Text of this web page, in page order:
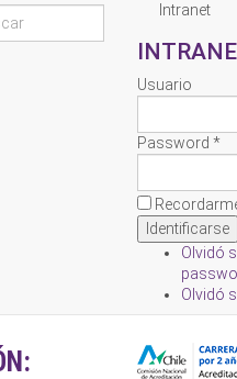
Intranet
Usuario
Password *
Olvidó
Olvidó